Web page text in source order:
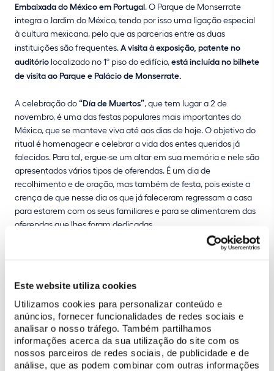
Este website utiliza cookies
Utilizamos cookies para personalizar conteúdo e
anúncios, fornecer funcionalidades de redes sociais e
analisar o nosso tráfego. Também partilhamos
informações acerca da sua utilização do site com os
nossos parceiros de redes sociais, de publicidade e de
análise, que as podem combinar com outras informações
Embaixada do México em Portugal. O Parque de Monserrate
integra o Jardim do México, tendo por isso uma ligação especial
à cultura mexicana, pelo que as parcerias entre as duas
instituições são frequentes. A visita à exposição, patente no
auditório localizado no 1º piso do edifício,está incluída no bilhete
de visita ao Parque e Palácio de Monserrate.
A celebração do“Día de Muertos”, que tem lugar a 2 de
novembro, é uma das festas populares mais importantes do
México, que se manteve viva até aos dias de hoje. O objetivo do
ritual é homenagear e celebrar a vida dos entes queridos já
falecidos. Para tal, ergue-se um altar em sua memória e nele são
apresentados vários tipos de oferendas. É um dia de
recolhimento e de oração, mas também de festa, pois existe a
crença de que nesse dia os que já faleceram regressam a casa
para estarem com os seus familiares e para se alimentarem das
oferendas que lhes foram dedicadas.
Esta comemoração mexicana de raízes pré-hispânicas,
pelos espanhóis e sobreviveu durante séculos até à atualidade,
sendo considerada um símbolo da identidade nacional do
México.